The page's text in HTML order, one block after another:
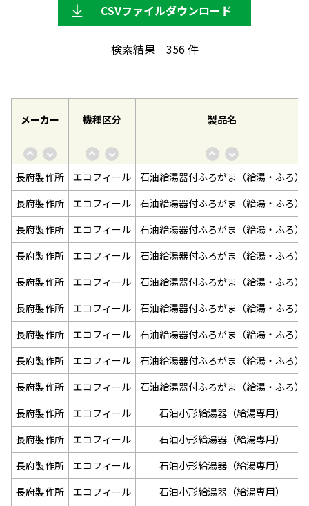
CSVファイルダウンロード
検索結果 356件
メーカー 機種区分 製品名
長府製作所 エコフィール
石油給湯器付ふろがま（給湯・ふろ）
長府製作所
エコフィール
石油給湯器付ふろがま（給湯・ふろ）
長府製作所
エコフィール
石油給湯器付ふろがま（給湯・ふろ）
長府製作所
エコフィール
石油給湯器付ふろがま（給湯・ふろ）
長府製作所
エコフィール
石油給湯器付ふろがま（給湯・ふろ）
長府製作所
エコフィール
石油給湯器付ふろがま（給湯・ふろ）
長府製作所
エコフィール
石油給湯器付ふろがま（給湯・ふろ）
長府製作所
エコフィール
石油給湯器付ふろがま（給湯・ふろ）
長府製作所
エコフィール
石油給湯器付ふろがま（給湯・ふろ）
長府製作所
エコフィール
石油小形給湯器（給湯専用）
長府製作所
エコフィール
石油小形給湯器（給湯専用）
長府製作所
エコフィール
石油小形給湯器（給湯専用）
長府製作所
エコフィール
石油小形給湯器（給湯専用）